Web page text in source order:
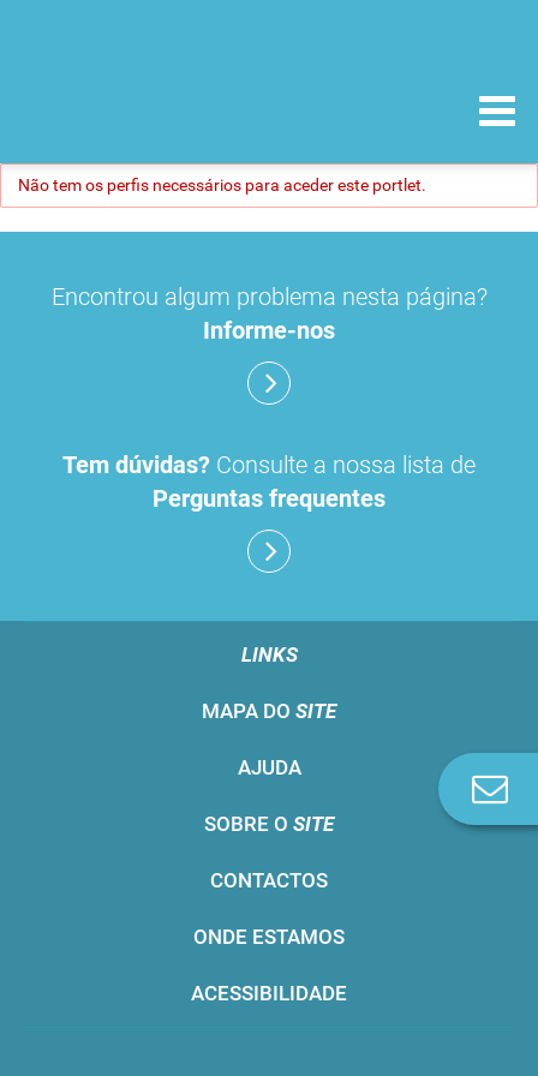
Não tem os perfis necessários para aceder este portlet.
Encontrou algum problema nesta página?
Informe-nos
Tem dúvidas? Consulte a nossa lista de
Perguntas frequentes
LINKS
MAPA DO SITE
AJUDA
SOBRE O SITE
CONTACTOS
ONDE ESTAMOS
ACESSIBILIDADE